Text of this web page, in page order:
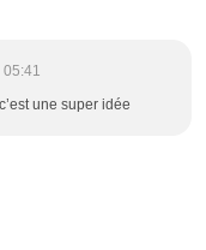
une super idée